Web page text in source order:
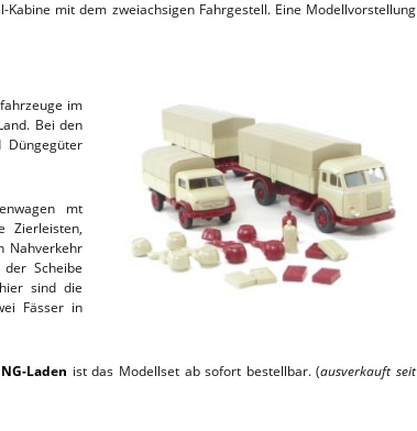
mit dem zweiachsigen Fahrgestell. Eine Modellvorstellung
im
Bei den
Düngegüter
mt
Zierleisten,
Nahverkehr
Scheibe
sind die
Fässer in
Laden ist das Modellset ab sofort bestellbar. (ausverkauft seit